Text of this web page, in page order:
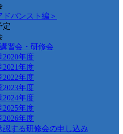
バンスト編＞
定
習会・研修会
2020年度
2021年度
2022年度
2023年度
2024年度
2025年度
2026年度
認する研修会の申し込み